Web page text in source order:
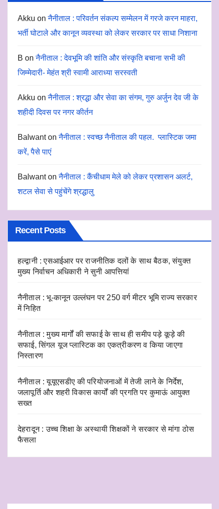
Akku onनैनीताल : परिवर्तन संकल्प सम्मेलन में गरजे करन माहरा,
भर्ती घोटाले और कानून व्यवस्था को लेकर सरकार पर साधा निशाना
B onनैनीताल : देवभूमि की शांति और संस्कृति बचाना सभी की
जिम्मेदारी- मेहंत श्री स्वामी आराध्या सरस्वती
Akku onनैनीताल : श्रद्धा और सेवा का संगम, गुरु अर्जुन देव जी के
शहीदी दिवस पर नगर कीर्तन
Balwantonनैनीताल : स्वच्छ नैनीताल की पहल. प्लास्टिक जमा
करें, पैसे पाएं
Balwantonनैनीताल : कैंचीधाम मेले को लेकर प्रशासन अलर्ट,
शटल सेवा से पहुंचेंगे श्रद्धालु
Recent Posts
हल्द्वानी : एसआईआर पर राजनीतिक दलों के साथ बैठक, संयुक्त
मुख्य निर्वाचन अधिकारी ने सुनी आपत्तियां
नैनीताल : भू-कानून उल्लंघन पर 250 वर्ग मीटर भूमि राज्य सरकार
में निहित
नैनीताल : मुख्य मार्गों की सफाई के साथ ही समीप पड़े कूड़े की
सफाई, सिंगल यूज प्लास्टिक का एकत्रीकरण व किया जाएगा
निस्तारण
नैनीताल : यूयूएसडीए की परियोजनाओं में तेजी लाने के निर्देश,
जलापूर्ति और शहरी विकास कार्यों की प्रगति पर कुमाऊं आयुक्त
सख्त
देहरादून : उच्च शिक्षा के अस्थायी शिक्षकों ने सरकार से मांगा ठोस
फैसला